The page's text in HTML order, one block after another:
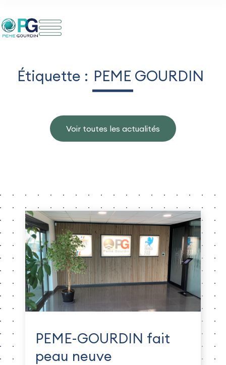
au
Étiquette : PEME GOURDIN
Voir toutes les actualités
PEME-GOURDIN fait
peau neuve